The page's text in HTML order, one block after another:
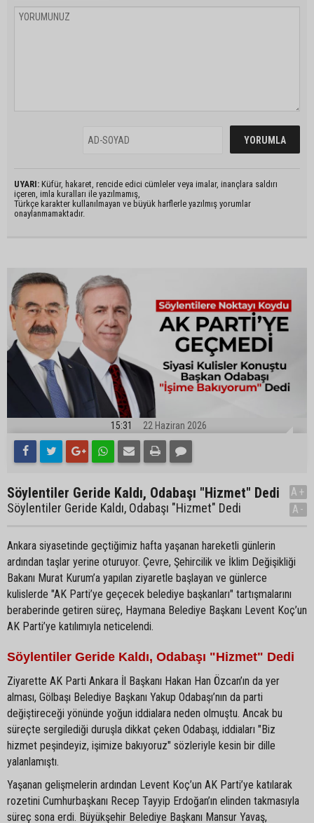
UYARI: Küfür, hakaret, rencide edici cümleler veya imalar, inançlara saldırı
içeren, imla kuralları ile yazılmamış,
Türkçe karakter kullanılmayan ve büyük harflerle yazılmış yorumlar
onaylanmamaktadır.
15:31 22 Haziran 2026
Söylentiler Geride Kaldı, Odabaşı "Hizmet" Dedi
Söylentiler Geride Kaldı, Odabaşı "Hizmet" Dedi
A+
A-
Ankara siyasetinde geçtiğimiz hafta yaşanan hareketli günlerin
ardından taşlar yerine oturuyor. Çevre, Şehircilik ve İklim Değişikliği
Bakanı Murat Kurum’a yapılan ziyaretle başlayan ve günlerce
kulislerde "AK Parti’ye geçecek belediye başkanları" tartışmalarını
beraberinde getiren süreç, Haymana Belediye Başkanı Levent Koç’un
AK Parti’ye katılımıyla neticelendi.
Söylentiler Geride Kaldı, Odabaşı "Hizmet" Dedi
Ziyarette AK Parti Ankara İl Başkanı Hakan Han Özcan’ın da yer
alması, Gölbaşı Belediye Başkanı Yakup Odabaşı’nın da parti
değiştireceği yönünde yoğun iddialara neden olmuştu. Ancak bu
süreçte sergilediği duruşla dikkat çeken Odabaşı, iddiaları "Biz
hizmet peşindeyiz, işimize bakıyoruz" sözleriyle kesin bir dille
yalanlamıştı.
Yaşanan gelişmelerin ardından Levent Koç’un AK Parti’ye katılarak
rozetini Cumhurbaşkanı Recep Tayyip Erdoğan’ın elinden takmasıyla
süreç sona erdi. Büyükşehir Belediye Başkanı Mansur Yavaş,